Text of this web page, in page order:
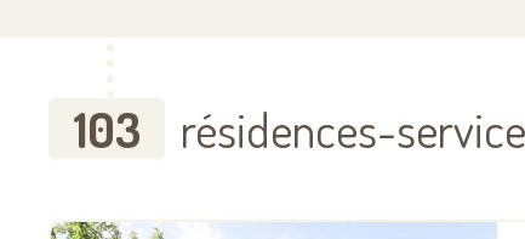
103 résidences-